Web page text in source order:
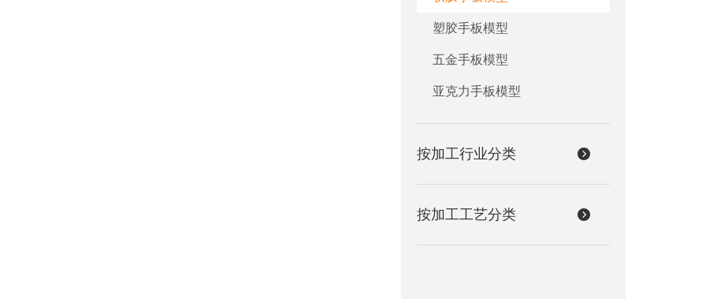
塑胶手板模型
五金手板模型
亚克力手板模型
按加工行业分类
按加工工艺分类